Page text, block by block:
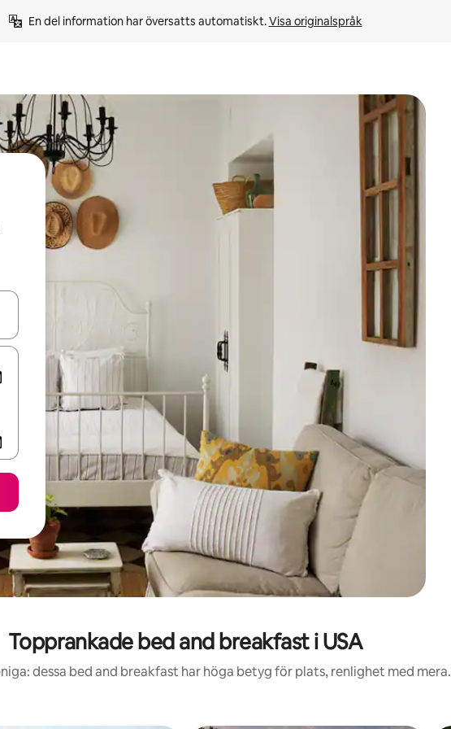
En del information har översatts automatiskt. Visa originalspråk
och nedåtpilarna eller utforska genom att trycka eller svepa.
Topprankade bed and breakfast i USA
dessa bed and breakfast har höga betyg för plats, renlighet med mera.